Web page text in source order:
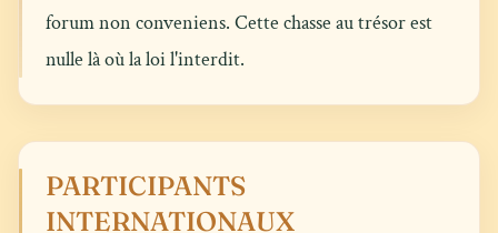
forum non conveniens. Cette chasse au trésor est
nulle là où la loi l'interdit.
PARTICIPANTS
INTERNATIONAUX